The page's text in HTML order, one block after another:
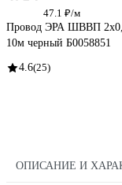
47.1 ₽/м
Провод ЭРА ШВВП
10м черный Б0058851
4.6(25)
ОПИСАНИЕ И